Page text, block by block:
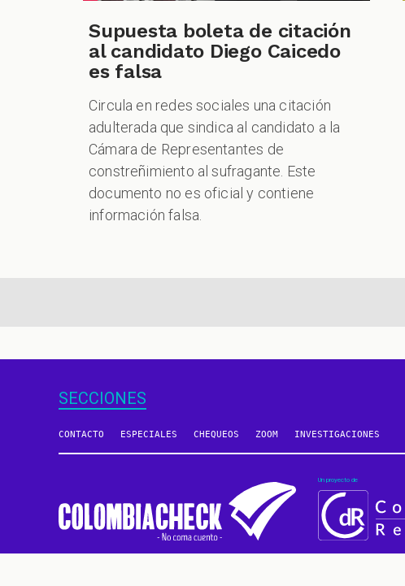
Supuesta boleta de citación
al candidato Diego Caicedo
es falsa
Circula en redes sociales una citación
adulterada que sindica al candidato a la
Cámara de Representantes de
constreñimiento al sufragante. Este
documento no es oficial y contiene
información falsa.
SECCIONES
CONTACTO ESPECIALES CHEQUEOS ZOOM INVESTIGACIONES
Un proyecto de